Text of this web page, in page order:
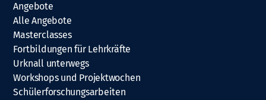
Angebote
Alle Angebote
Masterclasses
Fortbildungen für Lehrkräfte
Urknall unterwegs
Workshops und Projektwochen
Schülerforschungsarbeiten